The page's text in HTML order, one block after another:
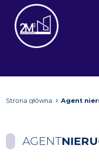
Strona główna Agent
AGENT